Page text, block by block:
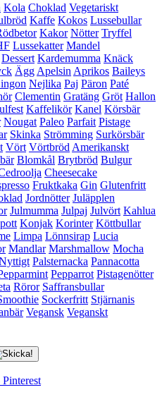
Kola Choklad Vegetariskt
Kaffe Kokos Lussebullar
Kakor Nötter Tryffel
Lussekatter Mandel
Dessert Kardemumma Knäck
Ägg Apelsin Aprikos Baileys
Nejlika Paj Päron Paté
Clementin Gratäng Gröt Hallon
Kaffelikör Kanel Körsbär
Nougat Paleo Parfait Pistage
Skinka Strömming Surkörsbär
Vört Vörtbröd Amerikanskt
Blomkål Brytbröd Bulgur
Cheesecake
Fruktkaka Gin Glutenfritt
Jordnötter Juläpplen
Julmumma Julpaj Julvört Kahlua
Konjak Korinter Köttbullar
Limpa Lönnsirap Lucia
Mandlar Marshmallow Mocha
Palsternacka Pannacotta
Pepparrot Pistagenötter
Röror Saffransbullar
Sockerfritt Stjärnanis
Vegansk Veganskt